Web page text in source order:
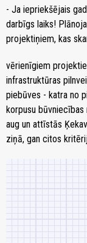
- Ja iepriekšējais
darbīgs laiks!
projektiņiem, kas
vērienīgiem
infrastruktūras
piebūves - katra no
korpusu
aug un attīstās
ziņā, gan citos